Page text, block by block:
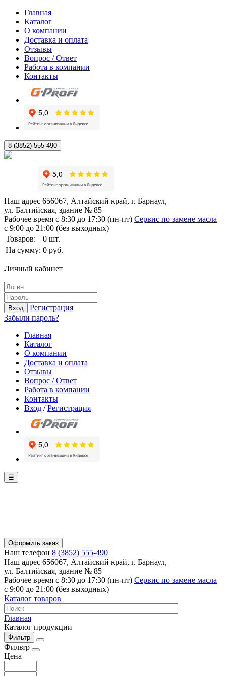
Главная
Каталог
О компании
Доставка и оплата
Отзывы
Вопрос / Ответ
Работа в компании
Контакты
8 (3852) 555-490
Наш адрес 656067, Алтайский край, г. Барнаул,
ул. Балтийская, здание № 85
Рабочее время с 8:30 до 17:30 (пн-пт) Сервис по замене масла
с 9:00 до 21:00 (без выходных)
Товаров:
0 шт.
На сумму: 0 руб.
Личный кабинет
Вход
Регистрация
Забыли пароль?
Главная
Каталог
О компании
Доставка и оплата
Отзывы
Вопрос / Ответ
Работа в компании
Контакты
Вход /Регистрация
☰
Оформить заказ
Наш телефон 8 (3852) 555-490
Наш адрес 656067, Алтайский край, г. Барнаул,
ул. Балтийская, здание № 85
Рабочее время с 8:30 до 17:30 (пн-пт) Сервис по замене масла
с 9:00 до 21:00 (без выходных)
Каталог товаров
Главная
Каталог продукции
Фильтр
Фильтр
Цена